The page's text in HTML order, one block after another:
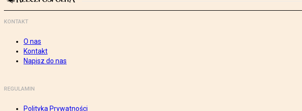
KONTAKT
O nas
Kontakt
Napisz do nas
REGULAMIN
Polityka Prywatności